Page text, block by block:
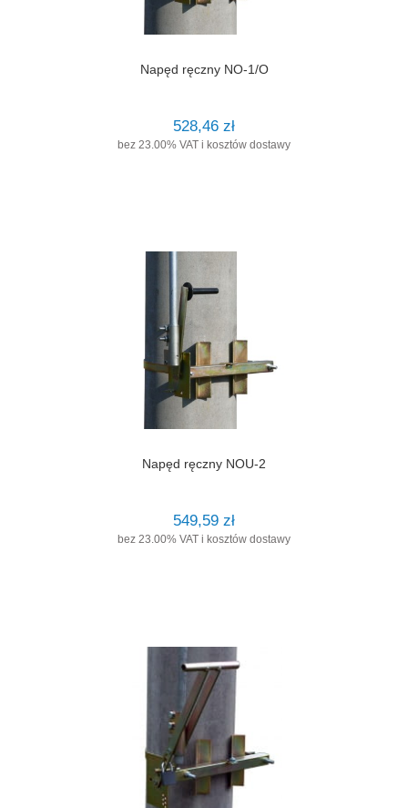
Napęd ręczny NO-1/O
528,46 zł
bez 23.00% VAT i kosztów dostawy
Napęd ręczny NOU-2
549,59 zł
bez 23.00% VAT i kosztów dostawy